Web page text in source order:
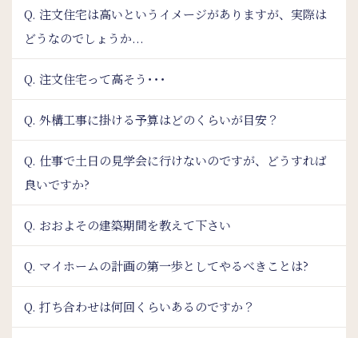
Q. 注文住宅は高いというイメージがありますが、実際は
どうなのでしょうか...
Q. 注文住宅って高そう･･･
Q. 外構工事に掛ける予算はどのくらいが目安？
Q. 仕事で土日の見学会に行けないのですが、どうすれば
良いですか?
Q. おおよその建築期間を教えて下さい
Q. マイホームの計画の第一歩としてやるべきことは?
Q. 打ち合わせは何回くらいあるのですか？